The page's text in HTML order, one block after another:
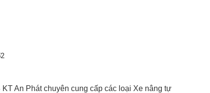
An Phát chuyên cung cấp các loại Xe nâng tự